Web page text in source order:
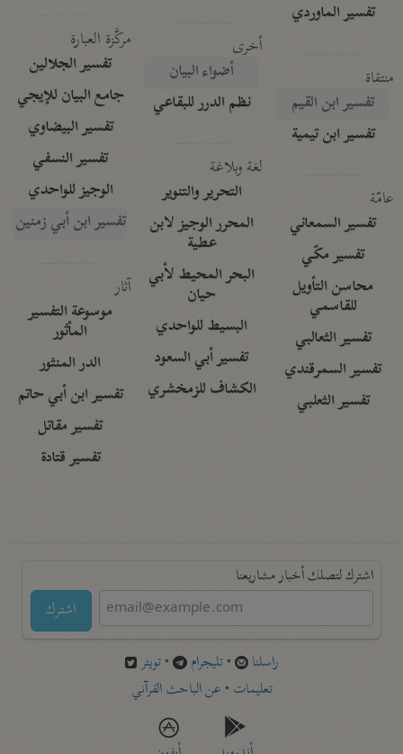
تفسير الماوردي
منتقاة
تفسير ابن القيم
تفسير ابن تيمية
عامّة
تفسير السمعاني
تفسير مكّي
محاسن التأويل
للقاسمي
تفسير الثعالبي
تفسير السمرقندي
تفسير الثعلبي
أخرى
أضواء البيان
نظم الدرر للبقاعي
لغة وبلاغة
التحرير والتنوير
المحرر الوجيز لابن
عطية
البحر المحيط لأبي
حيان
البسيط للواحدي
تفسير أبي السعود
الكشاف للزمخشري
مركَّزة العبارة
تفسير الجلالين
جامع البيان للإيجي
تفسير البيضاوي
تفسير النسفي
الوجيز للواحدي
تفسير ابن أبي زمنين
آثار
موسوعة التفسير
المأثور
الدر المنثور
تفسير ابن أبي حاتم
تفسير مقاتل
تفسير قتادة
اشترك لتصلك أخبار مشاريعنا
اشترك
راسلنا •تليجرام •تويتر
تعليمات •عن الباحث القرآني